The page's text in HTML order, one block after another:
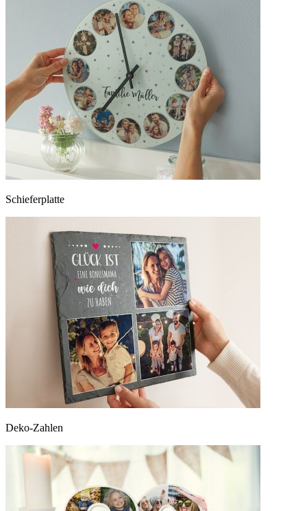
Schieferplatte
Deko-Zahlen